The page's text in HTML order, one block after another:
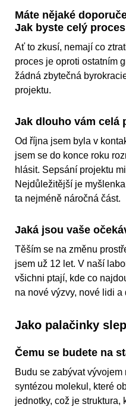
Máte nějaké
Jak byste celý
Ať to zkusí, nemají co
proces je oproti ostatním
žádná zbytečná
projektu.
Jak dlouho vám celá
Od října jsem byla v
jsem se do konce roku
hlásit. Sepsání projektu
Nejdůležitější je
ta nejméně náročná část.
Jaká jsou vaše
Těším se na změnu
jsem už 12 let. V naší
všichni ptají, kde co
na nové výzvy, nové lidi
Jako palačinky
Čemu se budete na
Budu se zabývat
syntézou molekul, které
jednotky, což je